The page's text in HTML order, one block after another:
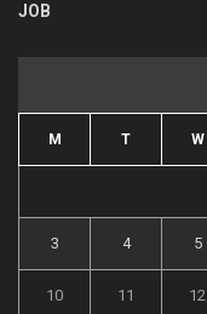
JOB
M T W
3 4 5
10 11 12